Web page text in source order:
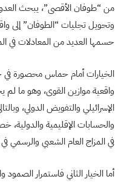
من “طوفان الأقصى”، يبحث العدو
وتحويل تجليات “الطوفان” إلى
حسمها العديد من المعادلات في
الخيارات أمام حماس محصورة في
واقعية موازين القوى، وهو ما
الإسرائيلي والتفويض الدولي،
والحسابات الإقليمية والدولية،
في المزاج العام الشعبي والرسمي في
أما الخيار الثاني فاستمرار